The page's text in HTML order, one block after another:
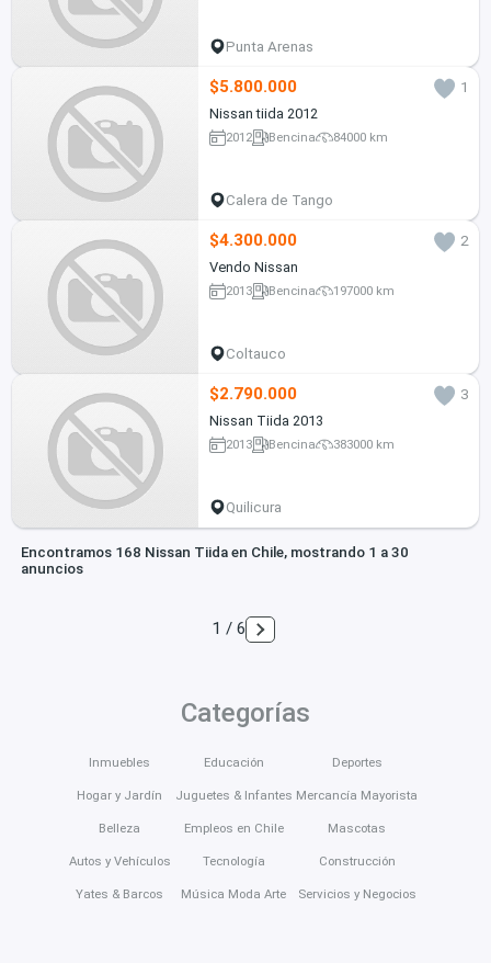
Punta Arenas
$5.800.000
1
Nissan tiida 2012
2012 Bencina 84000 km
Calera de Tango
$4.300.000
2
Vendo Nissan
2013 Bencina 197000 km
Coltauco
$2.790.000
3
Nissan Tiida 2013
2013 Bencina 383000 km
Quilicura
Encontramos 168 Nissan Tiida en Chile, mostrando 1 a 30
anuncios
1 / 6
Categorías
Inmuebles
Hogar y Jardín
Belleza
Autos y Vehículos
Yates & Barcos
Educación
Juguetes & Infantes
Empleos en Chile
Tecnología
Música Moda Arte
Deportes
Mercancía Mayorista
Mascotas
Construcción
Servicios y Negocios